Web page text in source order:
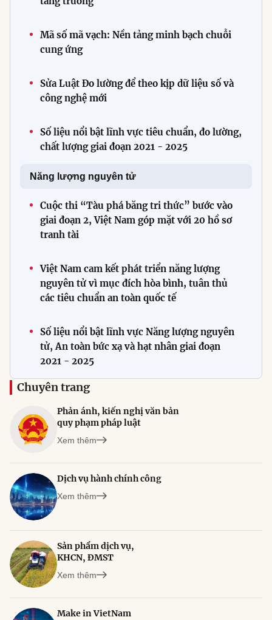
Mã số mã vạch: Nền tảng minh bạch chuỗi
cung ứng
Sửa Luật Đo lường để theo kịp dữ liệu số và
công nghệ mới
Số liệu nổi bật lĩnh vực tiêu chuẩn, đo lường,
chất lượng giai đoạn 2021 - 2025
Năng lượng nguyên tử
Cuộc thi “Tàu phá băng tri thức” bước vào
giai đoạn 2, Việt Nam góp mặt với 20 hồ sơ
tranh tài
Việt Nam cam kết phát triển năng lượng
nguyên tử vì mục đích hòa bình, tuân thủ
các tiêu chuẩn an toàn quốc tế
Số liệu nổi bật lĩnh vực Năng lượng nguyên
tử, An toàn bức xạ và hạt nhân giai đoạn
2021 - 2025
Chuyên trang
Phản ánh, kiến nghị văn bản
quy phạm pháp luật
Xem thêm
Dịch vụ hành chính công
Xem thêm
Sản phẩm dịch vụ,
KHCN, ĐMST
Xem thêm
Make in VietNam